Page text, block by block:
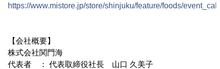
https://www.mistore.jp/store/shinjuku/feature/foods/
【会社概要】
株式会社関門海
代表者 ： 代表取締役社長 山口 久美子